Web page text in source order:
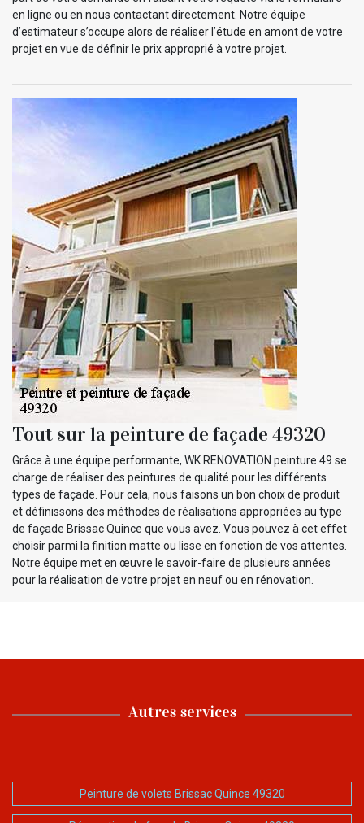
en ligne ou en nous contactant directement. Notre équipe
d’estimateur s’occupe alors de réaliser l’étude en amont de votre
projet en vue de définir le prix approprié à votre projet.
Tout sur la peinture de façade 49320
Grâce à une équipe performante, WK RENOVATION peinture 49 se
charge de réaliser des peintures de qualité pour les différents
types de façade. Pour cela, nous faisons un bon choix de produit
et définissons des méthodes de réalisations appropriées au type
de façade Brissac Quince que vous avez. Vous pouvez à cet effet
choisir parmi la finition matte ou lisse en fonction de vos attentes.
Notre équipe met en œuvre le savoir-faire de plusieurs années
pour la réalisation de votre projet en neuf ou en rénovation.
Autres services
Peinture de volets Brissac Quince 49320